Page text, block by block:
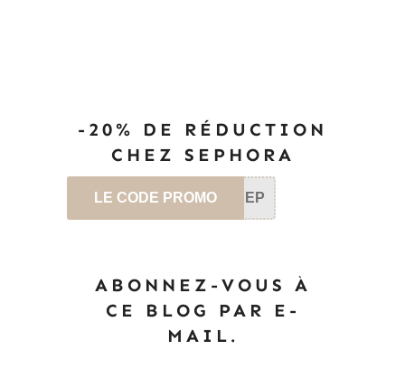
-20% DE RÉDUCTION
CHEZ SEPHORA
LE CODE PROMO SEP
ABONNEZ-VOUS À
CE BLOG PAR E-
MAIL.